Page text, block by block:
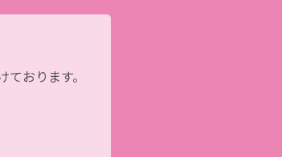
おります。